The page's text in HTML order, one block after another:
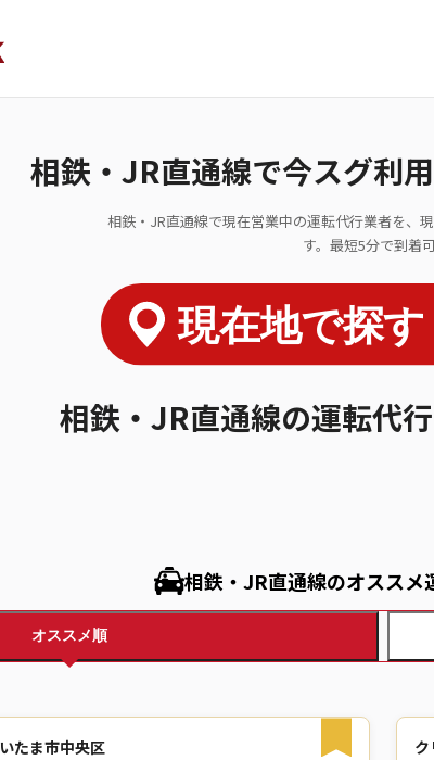
相鉄・JR直通線で今スグ利
相鉄・JR直通線で現在営業中の運転代行業者を、
す。最短5分で到着可
相鉄・JR直通線の運転代
相鉄・JR直通線のオススメ
オススメ順
たま市中央区